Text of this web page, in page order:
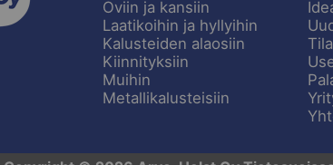
Oviin ja kansiin
Laatikoihin ja hyllyihin
Kalusteiden alaosiin
Kiinnityksiin
Muihin
Metallikalusteisiin